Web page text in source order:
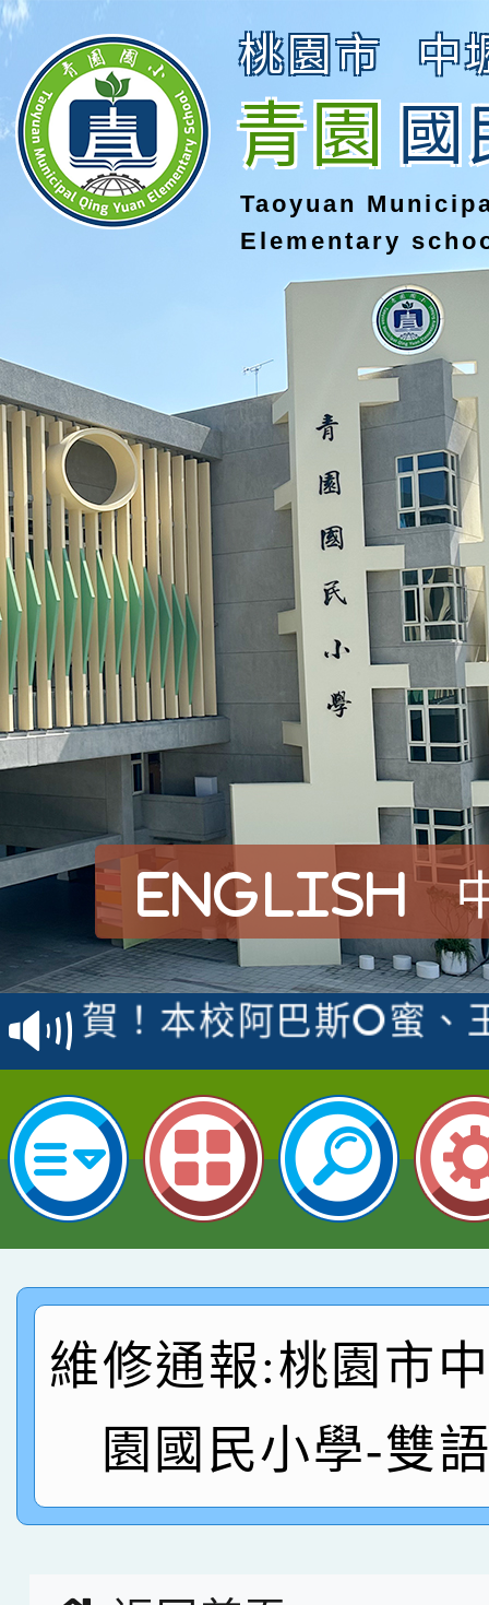
桃園市 中
青園國
Taoyuan
Elementary
English
賀！本校參加桃園市中
賽 洪綺君教師榮獲社
賀！本校阿巴斯O蜜、
名 指導老師王老師、
桃園市英語競賽國小朗
名，指導老師林老師
賀！本校參加桃園市中
賽 劉文瑛教師榮獲教
臺灣台語-第二名
賀！本校參與2026世
市賽榮獲科學小創客佳
創客第三名。
賀！本校參加桃園市中
賽 洪綺君教師榮獲社
名
賀！本校阿巴斯O蜜、
倩參加桃園市科展 國
名 指導老師王老師、
賀！本校四年二班張O
桃園市英語競賽國小朗
名，指導老師林老師
賀！本校參加桃園市中
賽 劉文瑛教師榮獲教
賀！本校參與2026世
維修通報:桃園市
園國民小學-雙